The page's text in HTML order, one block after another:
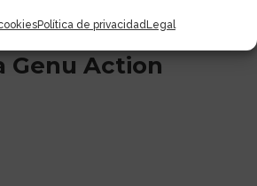
Política de privacidadLegal
Genu Action